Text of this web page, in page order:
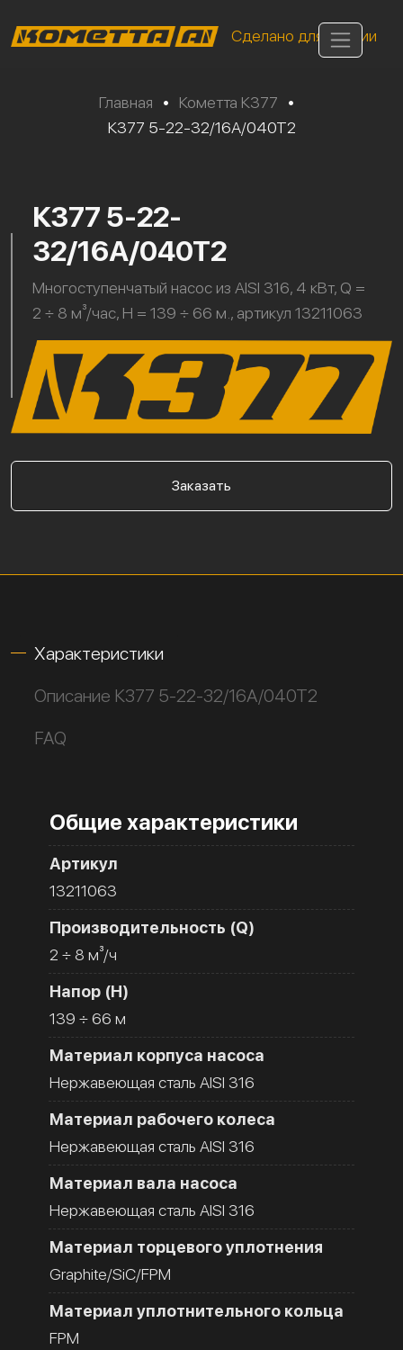
Сделано для России
Главная • Кометта К377
•
К377 5-22-32/16А/040Т2
К377 5-22-
32/16А/040Т2
Многоступенчатый насос из AISI 316, 4 кВт, Q =
2 ÷ 8 м³/час, H = 139 ÷ 66 м., артикул 13211063
Заказать
Характеристики
Описание К377 5-22-32/16А/040Т2
FAQ
Общие характеристики
Артикул
13211063
Производительность (Q)
2 ÷ 8 м³/ч
Напор (H)
139 ÷ 66 м
Материал корпуса насоса
Нержавеющая сталь AISI 316
Материал рабочего колеса
Нержавеющая сталь AISI 316
Материал вала насоса
Нержавеющая сталь AISI 316
Материал торцевого уплотнения
Graphite/SiC/FPM
Материал уплотнительного кольца
FPM